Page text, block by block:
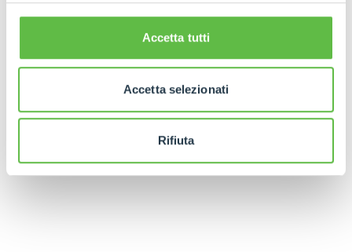
Accetta tutti
Accetta selezionati
Rifiuta